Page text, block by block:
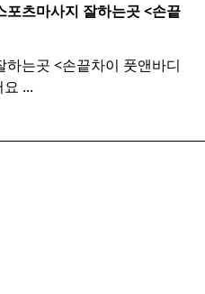
포츠마사지 잘하는곳 <손끝
는곳 <손끝차이 풋앤바디
요 ...